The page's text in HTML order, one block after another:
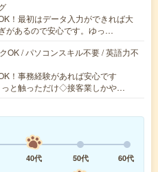
！最初はデータ入力ができれば大
があるので安心です。ゆっ…
OK / パソコンスキル不要 / 英語力不
！事務経験があれば安心です
と触っただけ◇接客業しかや…
40代 50代
60代